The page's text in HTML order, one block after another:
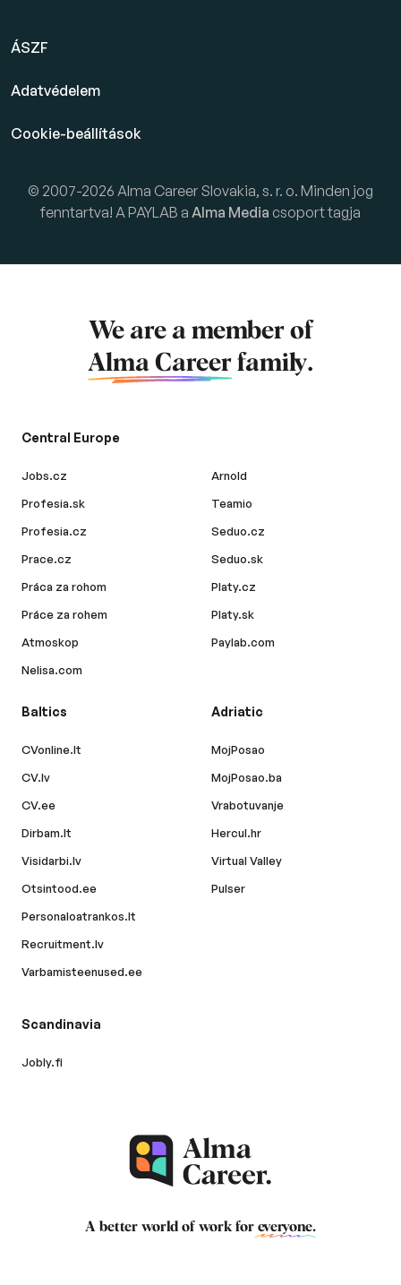
ÁSZF
Adatvédelem
Cookie-beállítások
© 2007-2026 Alma Career Slovakia, s. r. o. Minden jog
fenntartva! A PAYLAB a Alma Media csoport tagja
We are a member of
Alma Career family.
Central Europe
Jobs.cz
Profesia.sk
Profesia.cz
Prace.cz
Práca za rohom
Práce za rohem
Atmoskop
Nelisa.com
Arnold
Teamio
Seduo.cz
Seduo.sk
Platy.cz
Platy.sk
Paylab.com
Baltics
CVonline.lt
CV.lv
CV.ee
Dirbam.lt
Visidarbi.lv
Otsintood.ee
Personaloatrankos.lt
Recruitment.lv
Varbamisteenused.ee
Adriatic
MojPosao
MojPosao.ba
Vrabotuvanje
Hercul.hr
Virtual Valley
Pulser
Scandinavia
Jobly.fi
A better world of work for everyone.